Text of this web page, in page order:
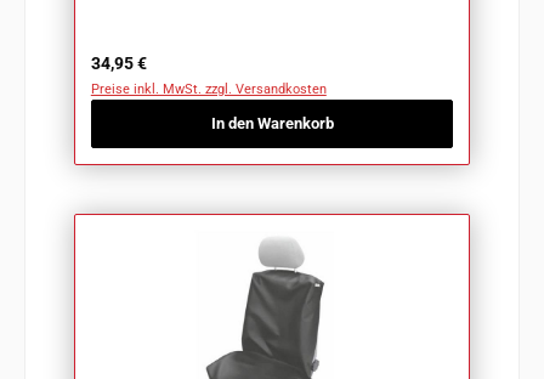
Regulärer Preis:
34,95 €
Preise inkl. MwSt. zzgl. Versandkosten
In den Warenkorb